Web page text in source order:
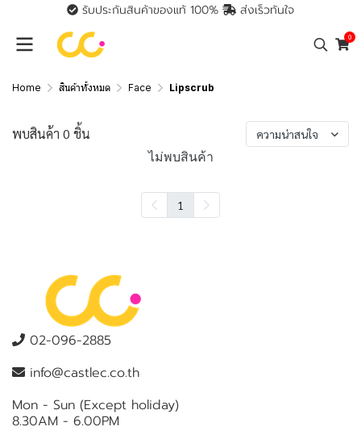
รับประกันสินค้าของแท้ 100% ส่งเร็วทันใจ
0
Home สินค้าทั้งหมด Face Lipscrub
พบสินค้า 0 ชิ้น ความน่าสนใจ
ไม่พบสินค้า
1
02-096-2885
info@castlec.co.th
Mon - Sun (Except holiday)
8.30AM - 6.00PM